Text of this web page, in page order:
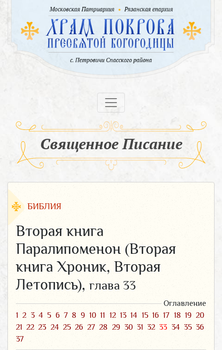
Священное Писание
БИБЛИЯ
Вторая книга
Паралипоменон (Вторая
книга Хроник, Вторая
Летопись), глава 33
Оглавление
1 2 3 4 5 6 7 8 9 10 11 12 13 14 15 16 17 18 19 20
21 22 23 24 25 26 27 28 29 30 31 32 33 34 35 36
37